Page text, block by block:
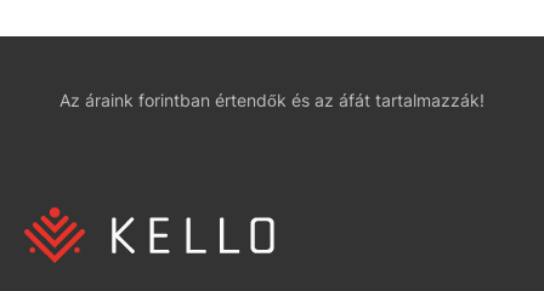
Az áraink forintban értendők és az áfát tartalmazzák!